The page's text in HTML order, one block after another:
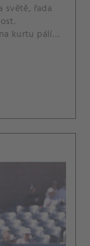
světě, řada
kurtu pálí